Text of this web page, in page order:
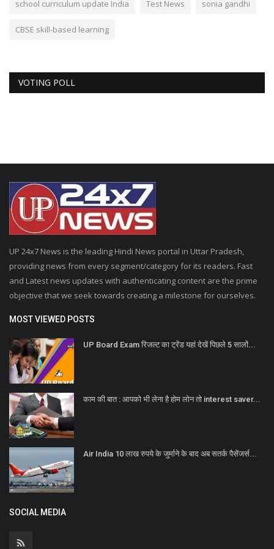
school curriculum update India Test News sonia gandhi
CBSE skill-based learning
VOTING POLL
UP 24x7 News is the leading Hindi News portal in Uttar Pradesh,
providing news from every segment/category for its readers. Fast
and Latest news updates with authenticating content are the prime
objective that we seek towards creating a milestone for ourselves.
MOST VIEWED POSTS
UP Board Exam रिजल्ट का ट्रेंड यहां देखें पिछले 5 सालों...
काम की बात : आपको भी लेना है होम लोन तो interest saver...
Air India 10 लाख रुपये के जुर्माने के बाद अब सतर्क पैसेंजर्स...
SOCIAL MEDIA